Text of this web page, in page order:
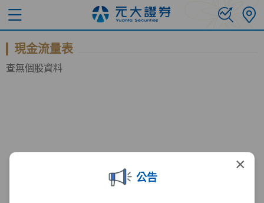
×
公告
現金流量表
查無個股資料